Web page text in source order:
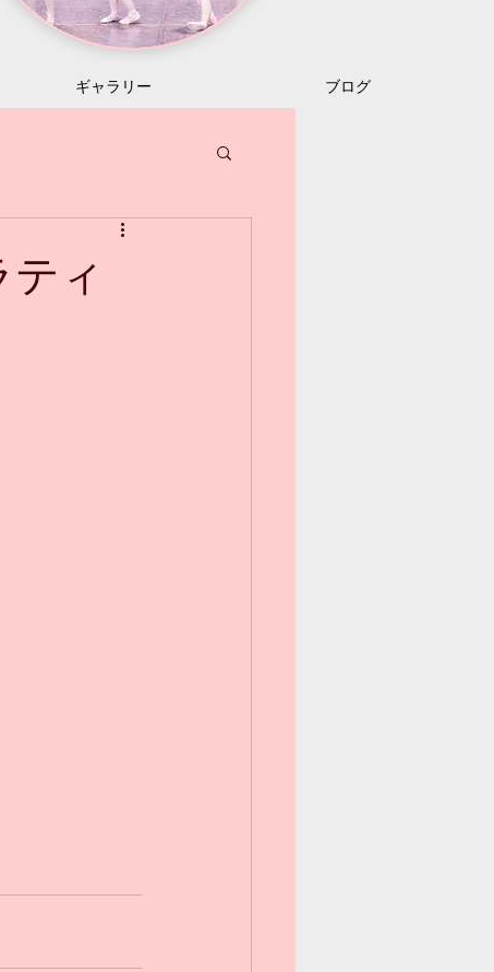
ギャラリー ブログ
ィ